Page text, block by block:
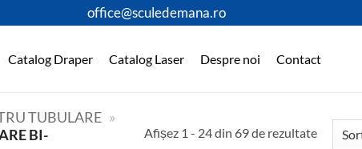
office@sculedemana.ro
Catalog Draper Catalog Laser Despre noi Contact
TUBULARE »
BI-
Afișez 1 - 24 din 69 de rezultate